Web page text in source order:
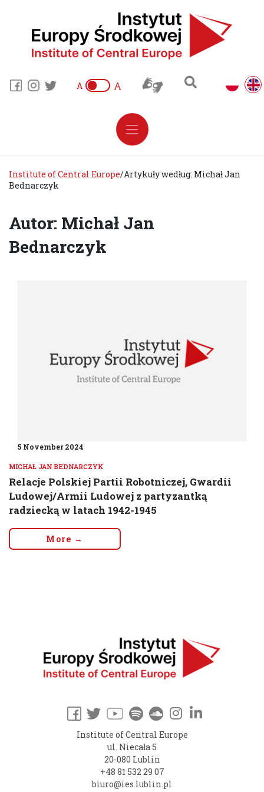
A A
Institute of Central Europe/Artykuły według: Michał Jan
Bednarczyk
Autor: Michał Jan
Bednarczyk
5 November 2024
MICHAŁ JAN BEDNARCZYK
Relacje Polskiej Partii Robotniczej, Gwardii
Ludowej/Armii Ludowej z partyzantką
radziecką w latach 1942-1945
More →
Institute of Central Europe
ul. Niecała 5
20-080 Lublin
+48 81 532 29 07
biuro@ies.lublin.pl